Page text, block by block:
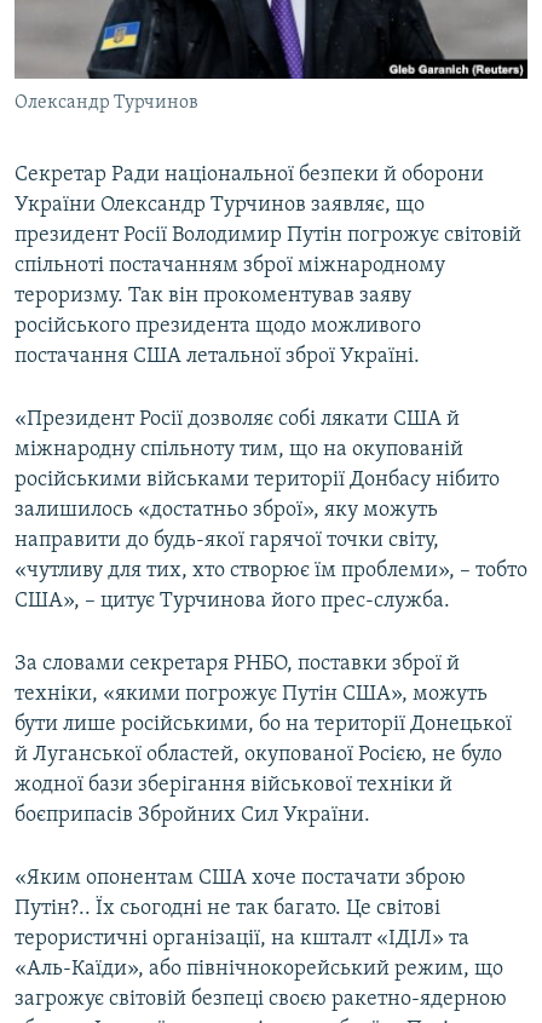
ВІДЕОУРОКИ «ELIFBE»
СВІДЧЕННЯ ОКУПАЦІЇ
УКРАЇНСЬКА ПРОБЛЕМА КРИМУ
Русский
Qırımtatar
Усі сайти RFE/RL
Олександр Турчинов
Секретар Ради національної безпеки й оборони
України Олександр Турчинов заявляє, що
президент Росії Володимир Путін погрожує світовій
спільноті постачанням зброї міжнародному
тероризму. Так він прокоментував заяву
російського президента щодо можливого
постачання США летальної зброї Україні.
«Президент Росії дозволяє собі лякати США й
міжнародну спільноту тим, що на окупованій
російськими військами території Донбасу нібито
залишилось «достатньо зброї», яку можуть
направити до будь-якої гарячої точки світу,
«чутливу для тих, хто створює їм проблеми», – тобто
США», – цитує Турчинова його прес-служба.
За словами секретаря РНБО, поставки зброї й
техніки, «якими погрожує Путін США», можуть
бути лише російськими, бо на території Донецької
й Луганської областей, окупованої Росією, не було
жодної бази зберігання військової техніки й
боєприпасів Збройних Сил України.
«Яким опонентам США хоче постачати зброю
Путін?.. Їх сьогодні не так багато. Це світові
терористичні організації, на кшталт «ІДІЛ» та
«Аль-Каїди», або північнокорейський режим, що
загрожує світовій безпеці своєю ракетно-ядерною